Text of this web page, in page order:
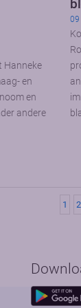
Hanneke
en
en
andere
09
1 2